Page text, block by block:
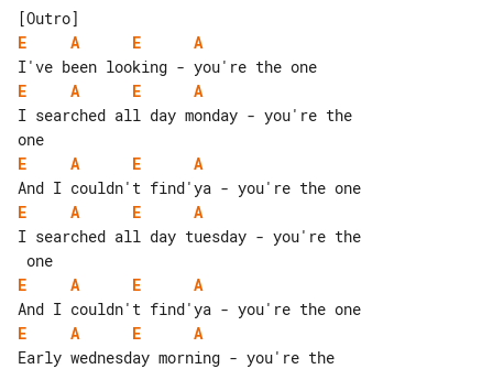
E
A E
A
E
A E
A
I searched all day monday - you're the
E
A E
A
E
A E
A
I searched all day tuesday - you're the
E
A E
A
E
A E
A
Early wednesday morning - you're the